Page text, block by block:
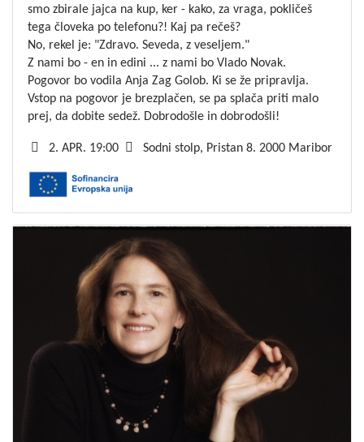
smo zbirale jajca na kup, ker - kako, za vraga, pokličeš
tega človeka po telefonu?! Kaj pa rečeš?
No, rekel je: "Zdravo. Seveda, z veseljem."
Z nami bo - en in edini ... z nami bo Vlado Novak.
Pogovor bo vodila Anja Zag Golob. Ki se že pripravlja.
Vstop na pogovor je brezplačen, se pa splača priti malo
prej, da dobite sedež. Dobrodošle in dobrodošli!
2. APR. 19:00 Sodni stolp, Pristan 8. 2000 Maribor